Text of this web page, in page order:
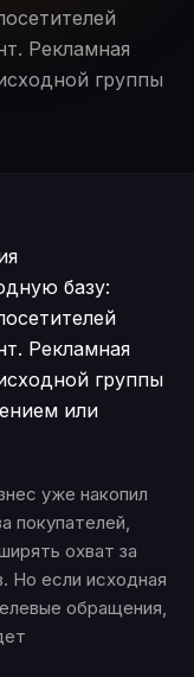
Рекламная
группы
базу:
Рекламная
группы
или
уже накопил
покупателей,
охват за
Но если исходная
обращения,